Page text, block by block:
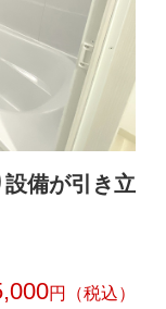
備が引き立
円